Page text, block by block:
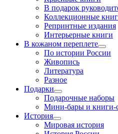
В подарок
Коллекционные
Репринтные издания
Интерьерные книги
В кожаном переплете
По истории России
Живопись
Литература
Разное
Подарки
Подарочные наборы
Мини-бары и книги-
История
Мировая история